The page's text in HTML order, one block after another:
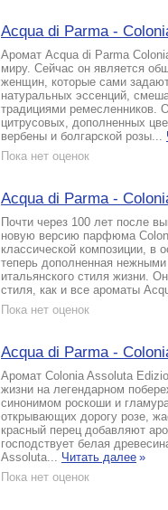
Acqua di Parma -
Аромат Acqua di Parma
миру. Сейчас он является
женщин, которые сами
натуральных эссенций,
традициями ремесленников.
цитрусовых, дополненных
вербены и болгарской розы...
Пока нет оценок
Acqua di Parma -
Почти через 100 лет после
новую версию парфюма
классической композиции, в
теперь дополненная нежными
итальянского стиля жизни.
стиля, как и все ароматы
Пока нет оценок
Acqua di Parma -
Аромат Colonia Assoluta
жизни на легендарном
синонимом роскоши и
открывающих дорогу розе,
красный перец добавляют
господствует белая
Assoluta... Читать далее »
Пока нет оценок